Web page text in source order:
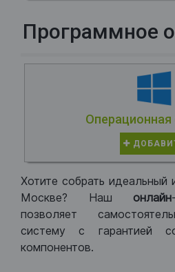
Программное
Операционная
Хотите собрать идеальный
Москве? Нашонлайн
позволяет
систему с гарантией
компонентов.